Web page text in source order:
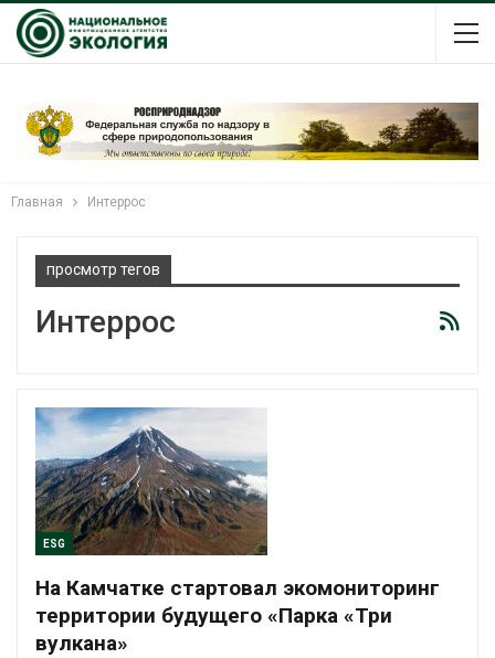
Главная Интеррос
просмотр тегов
Интеррос
ESG
На Камчатке стартовал экомониторинг
территории будущего «Парка «Три
вулкана»